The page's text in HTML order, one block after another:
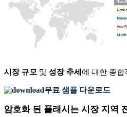
시장 규모 및 성장 추세 에 대한 종합
무료 샘플 다운로드
암호화 된 플래시는 시장 지역